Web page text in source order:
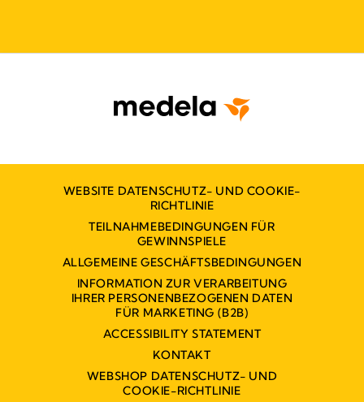
WEBSITE DATENSCHUTZ- UND COOKIE-
RICHTLINIE
TEILNAHMEBEDINGUNGEN FÜR
GEWINNSPIELE
ALLGEMEINE GESCHÄFTSBEDINGUNGEN
INFORMATION ZUR VERARBEITUNG
IHRER PERSONENBEZOGENEN DATEN
FÜR MARKETING (B2B)
ACCESSIBILITY STATEMENT
KONTAKT
WEBSHOP DATENSCHUTZ- UND
COOKIE-RICHTLINIE